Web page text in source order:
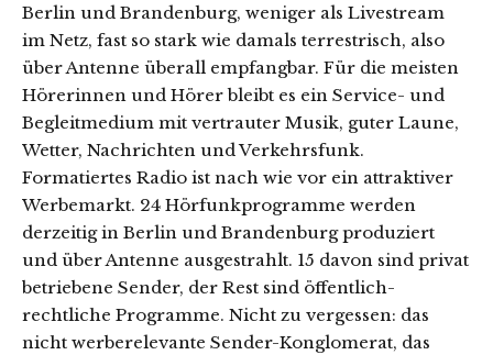
Berlin und Brandenburg, weniger als Livestream
im Netz, fast so stark wie damals terrestrisch, also
über Antenne überall empfangbar. Für die meisten
Hörerinnen und Hörer bleibt es ein Service- und
Begleitmedium mit vertrauter Musik, guter Laune,
Wetter, Nachrichten und Verkehrsfunk.
Formatiertes Radio ist nach wie vor ein attraktiver
Werbemarkt. 24 Hörfunkprogramme werden
derzeitig in Berlin und Brandenburg produziert
und über Antenne ausgestrahlt. 15 davon sind privat
betriebene Sender, der Rest sind öffentlich-
rechtliche Programme. Nicht zu vergessen: das
nicht werberelevante Sender-Konglomerat, das